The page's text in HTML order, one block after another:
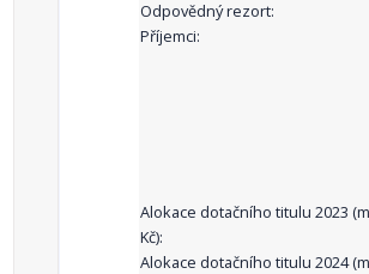
Odpovědný rezort:
Příjemci:
Alokace dotačního titulu 2023
Kč):
Alokace dotačního titulu 2024